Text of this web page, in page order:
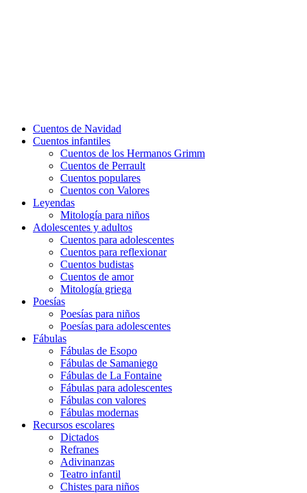
Cuentos de Navidad
Cuentos infantiles
Cuentos de los Hermanos Grimm
Cuentos de Perrault
Cuentos populares
Cuentos con Valores
Leyendas
Mitología para niños
Adolescentes y adultos
Cuentos para adolescentes
Cuentos para reflexionar
Cuentos budistas
Cuentos de amor
Mitología griega
Poesías
Poesías para niños
Poesías para adolescentes
Fábulas
Fábulas de Esopo
Fábulas de Samaniego
Fábulas de La Fontaine
Fábulas para adolescentes
Fábulas con valores
Fábulas modernas
Recursos escolares
Dictados
Refranes
Adivinanzas
Teatro infantil
Chistes para niños